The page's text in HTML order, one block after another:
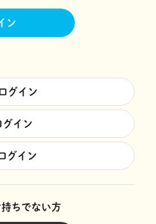
ン
グイン
グイン
グイン
ちでない方